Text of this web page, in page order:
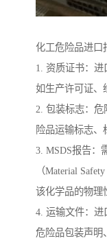
化工危险品进口
1. 资质证书：进
如生产许可证、
2. 包装标志：
险品运输标志、
3. MSDS报告：
（Material
该化学品的物理
4. 运输文件：
危险品包装声明